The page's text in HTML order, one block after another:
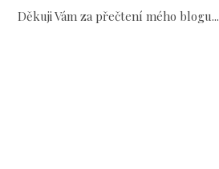
Děkuji Vám za přečtení mého blogu...